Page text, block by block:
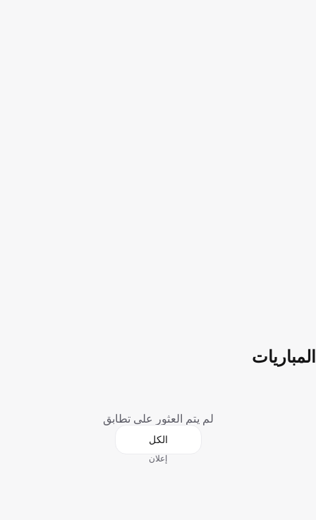
المباريات
لم يتم العثور على تطابق
الكل
إعلان